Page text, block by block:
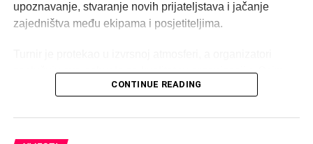
upoznavanje, stvaranje novih prijateljstava i jačanje
zajedništva među ekipama i posjetiteljima.
zaslužuju sve pohvale za kvalitetnu organizaciju. Osim
zanimljivih i borbenih utakmica, pobrinuli su se i za bogat
ponudi hrane i pića, roštilju te kvalitetnom ozvučenju, što
je cijelom događaju dalo dodatnu vrijednost i učinilo ga
CONTINUE READING